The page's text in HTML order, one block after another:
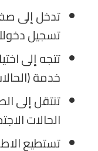
تدخل إلى
تسجيل
تتجه إلى
خدمة
تنتقل إلى
الحالات
تستطيع